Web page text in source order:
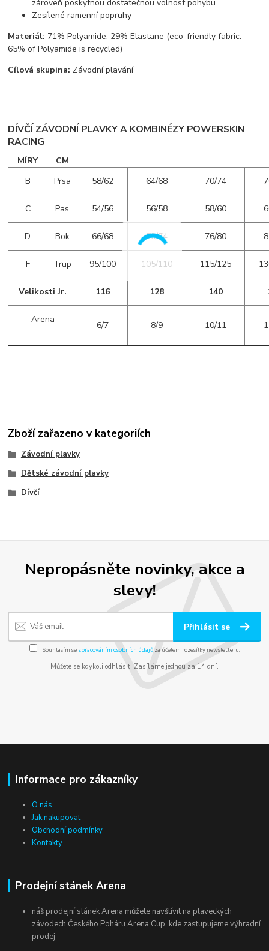
zároveň poskytnou dostatečnou volnost pohybu.
Zesílené ramenní popruhy
Materiál: 71% Polyamide, 29% Elastane (eco-friendly fabric:
65% of Polyamide is recycled)
Cílová skupina: Závodní plavání
DÍVČÍ ZÁVODNÍ PLAVKY A KOMBINÉZY POWERSKIN
RACING
MÍRY
CM
B
Prsa 58/62 64/68 70/74
C Pas 54/56 56/58 58/60
D Bok 66/68 70/74 76/80
F Trup 95/100 105/110 115/125
Velikosti Jr. 116 128 140
Arena
6/7 8/9 10/11
Zboží zařazeno v kategoriích
Závodní plavky
Dětské závodní plavky
Dívčí
Nepropásněte novinky, akce a
slevy!
Přihlásit se
Souhlasím se zpracováním osobních údajůza účelem rozesílky newsletteru.
Můžete se kdykoli odhlásit. Zasíláme jednou za 14 dní.
Informace pro zákazníky
O nás
Jak nakupovat
Obchodní podmínky
Kontakty
Prodejní stánek Arena
náš prodejní stánek Arena můžete navštívit na plaveckých
závodech Českého Poháru Arena Cup, kde zastupujeme výhradní
prodej